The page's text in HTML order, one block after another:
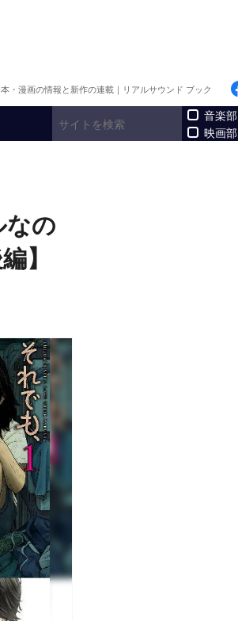
本・漫画の情報と新作の連載｜リアルサウンド ブック
音楽部
映画部
なの
】